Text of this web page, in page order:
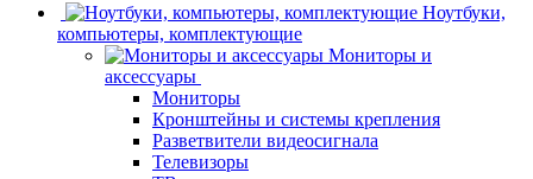
Ноутбуки,
компьютеры, комплектующие
Мониторы и
аксессуары
Мониторы
Кронштейны и системы крепления
Разветвители видеосигнала
Телевизоры